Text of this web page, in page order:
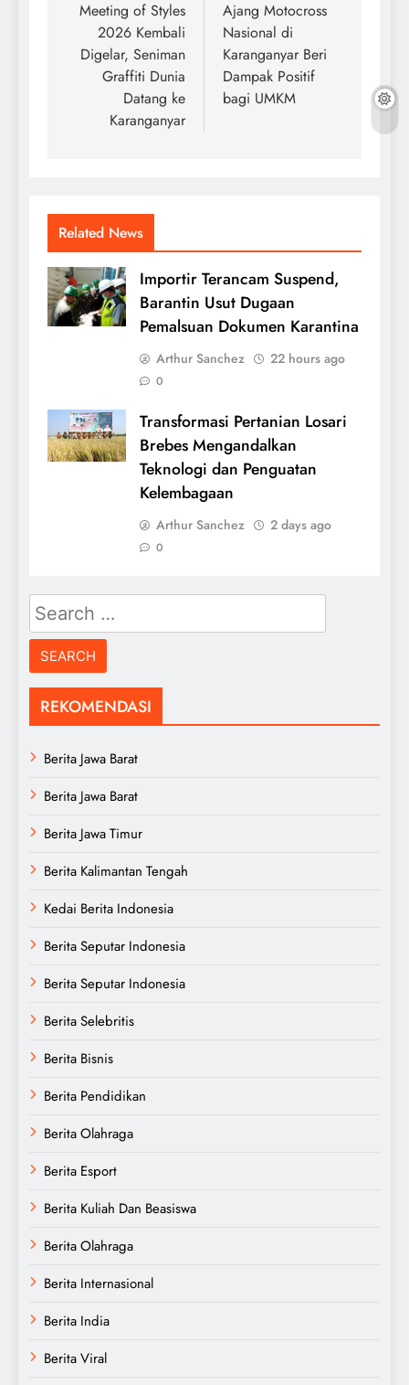
navigation
Meeting of Styles
2026 Kembali
Digelar, Seniman
Graffiti Dunia
Datang ke
Karanganyar
Ajang Motocross
Nasional di
Karanganyar Beri
Dampak Positif
bagi UMKM
Related News
Importir Terancam Suspend,
Barantin Usut Dugaan
Pemalsuan Dokumen Karantina
Arthur Sanchez 22 hours ago
0
Transformasi Pertanian Losari
Brebes Mengandalkan
Teknologi dan Penguatan
Kelembagaan
Arthur Sanchez 2 days ago
0
Search
for:
REKOMENDASI
Berita Jawa Barat
Berita Jawa Barat
Berita Jawa Timur
Berita Kalimantan Tengah
Kedai Berita Indonesia
Berita Seputar Indonesia
Berita Seputar Indonesia
Berita Selebritis
Berita Bisnis
Berita Pendidikan
Berita Olahraga
Berita Esport
Berita Kuliah Dan Beasiswa
Berita Olahraga
Berita Internasional
Berita India
Berita Viral